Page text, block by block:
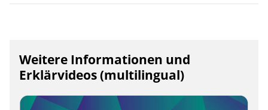
Weitere Informationen und
Erklärvideos (multilingual)